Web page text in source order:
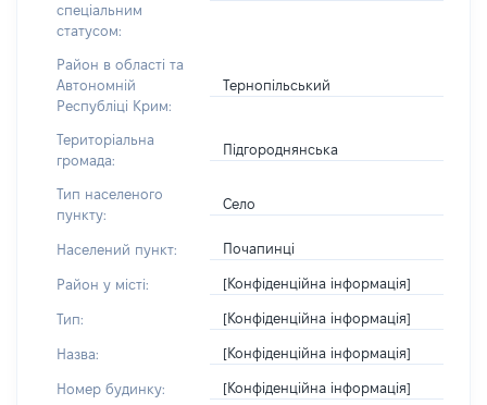
спеціальним
статусом:
Район в області та
Автономній
Республіці Крим:
Тернопільський
Територіальна
громада:
Підгороднянська
Тип населеного
пункту:
Село
Населений пункт: Почапинці
Район у місті: [Конфіденційна інформація]
Тип: [Конфіденційна інформація]
Назва: [Конфіденційна інформація]
Номер будинку: [Конфіденційна інформація]